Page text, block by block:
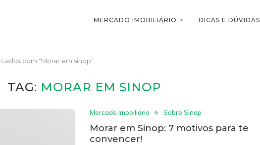
MERCADO IMOBILIÁRIO DICAS E DÚVIDAS
com "Morar em sinop"
TAG: MORAR EM SINOP
Mercado Imobiliário Sobre Sinop
Morar em Sinop: 7 motivos para te
convencer!